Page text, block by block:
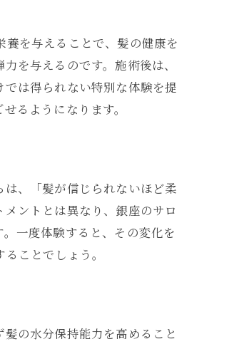
を与えることで、髪の健康を
を与えるのです。施術後は、
は得られない特別な体験を提
るようになります。
、「髪が信じられないほど柔
ントとは異なり、銀座のサロ
一度体験すると、その変化を
ことでしょう。
の水分保持能力を高めること